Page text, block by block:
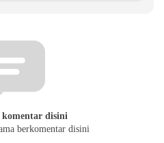
komentar disini
berkomentar disini